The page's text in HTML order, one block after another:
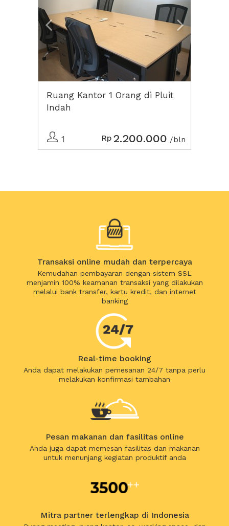
Ruang Kantor 1 Orang di Pluit
Indah
1 Rp 2.200.000 /bln
Transaksi online mudah dan terpercaya
Kemudahan pembayaran dengan sistem SSL
menjamin 100% keamanan transaksi yang dilakukan
melalui bank transfer, kartu kredit, dan internet
banking
Real-time booking
Anda dapat melakukan pemesanan 24/7 tanpa perlu
melakukan konfirmasi tambahan
Pesan makanan dan fasilitas online
Anda juga dapat memesan fasilitas dan makanan
untuk menunjang kegiatan produktif anda
Mitra partner terlengkap di Indonesia